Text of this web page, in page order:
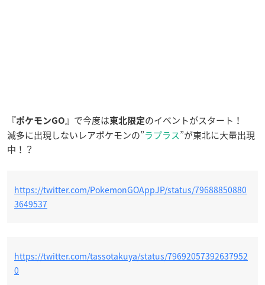
『ポケモンGO』で今度は東北限定のイベントがスタート！
滅多に出現しないレアポケモンの”ラプラス”が東北に大量出現
中！？
https://twitter.com/PokemonGOAppJP/status/79688850880
3649537
https://twitter.com/tassotakuya/status/79692057392637952
0